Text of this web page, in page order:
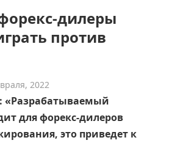
дилеры
против
2022
«Разрабатываемый
для форекс-дилеров
это приведет к